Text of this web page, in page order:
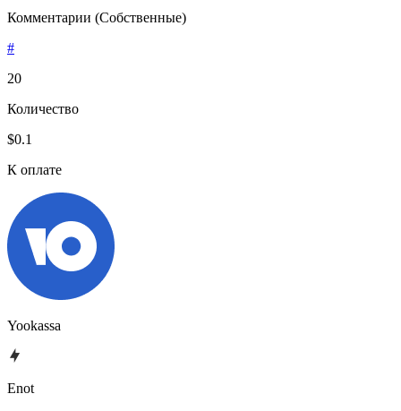
Комментарии (Собственные)
#
20
Количество
$0.1
К оплате
Yookassa
Enot